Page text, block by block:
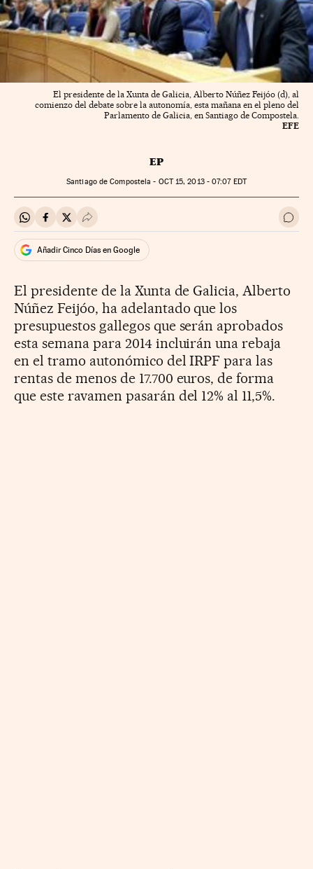
El presidente de la Xunta de Galicia, Alberto Núñez Feijóo (d), al
comienzo del debate sobre la autonomía, esta mañana en el pleno del
Parlamento de Galicia, en Santiago de Compostela.
EFE
EP
Santiago de Compostela - OCT15, 2013 - 07:07EDT
Compartir en Whatsapp
Compartir en Facebook
Compartir en Twitter
Desplegar Redes Sociales Ir a
Añadir Cinco Días en Google
El presidente de la Xunta de Galicia, Alberto
Núñez Feijóo, ha adelantado que los
presupuestos gallegos que serán aprobados
esta semana para 2014 incluirán una rebaja
en el tramo autonómico del IRPF para las
rentas de menos de 17.700 euros, de forma
que este ravamen pasarán del 12% al 11,5%.